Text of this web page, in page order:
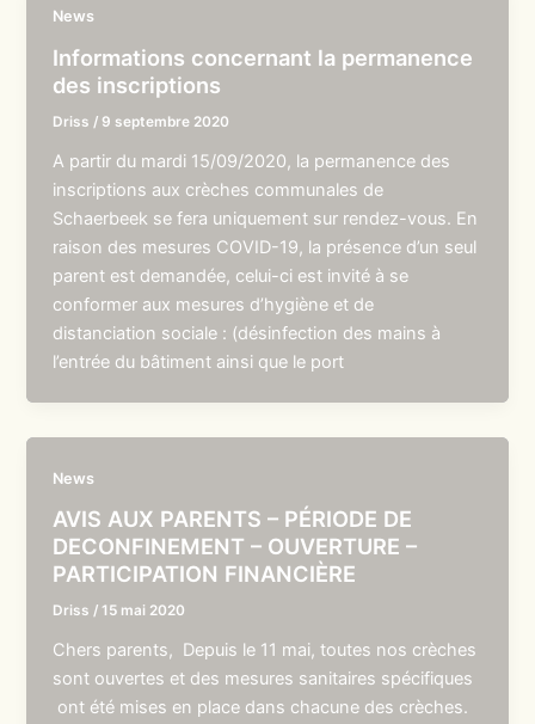
News
Informations concernant la permanence
des inscriptions
Driss / 9 septembre 2020
A partir du mardi 15/09/2020, la permanence des
inscriptions aux crèches communales de
Schaerbeek se fera uniquement sur rendez-vous. En
raison des mesures COVID-19, la présence d’un seul
parent est demandée, celui-ci est invité à se
conformer aux mesures d’hygiène et de
distanciation sociale : (désinfection des mains à
l’entrée du bâtiment ainsi que le port
News
AVIS AUX PARENTS – PÉRIODE DE
DECONFINEMENT – OUVERTURE –
PARTICIPATION FINANCIÈRE
Driss /15 mai 2020
Chers parents, Depuis le 11 mai, toutes nos crèches
sont ouvertes et des mesures sanitaires spécifiques
ont été mises en place dans chacune des crèches.